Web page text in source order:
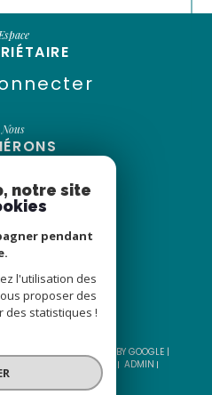
Espace
Nous
TRADUCTION POWERED BY GOOGLE |
MENTIONS LÉGALES
ADMIN
RGPD
notre site
pendant
l'utilisation des
proposer des
des statistiques !